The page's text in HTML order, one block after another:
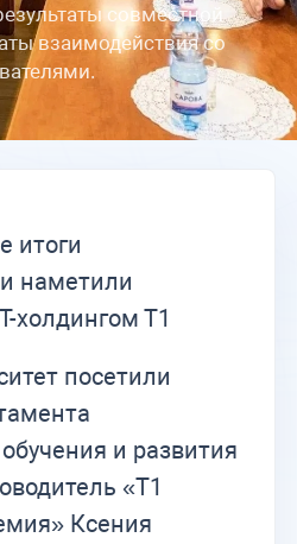
совместной
взаимодействия со
итоги
наметили
холдингом Т1
посетили
и развития
«Т1
Ксения